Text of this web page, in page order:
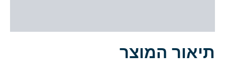
תיאור המוצר